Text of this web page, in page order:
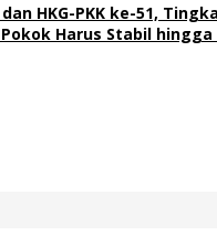
HKG-PKK ke-51,
Harus Stabil hingga